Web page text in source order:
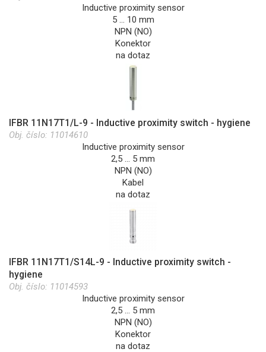
Inductive proximity sensor
5 … 10 mm
NPN (NO)
Konektor
na dotaz
IFBR 11N17T1/L-9 - Inductive proximity switch - hygiene
Obj. číslo: 11014610
Inductive proximity sensor
2,5 … 5 mm
NPN (NO)
Kabel
na dotaz
IFBR 11N17T1/S14L-9 - Inductive proximity switch -
hygiene
Obj. číslo: 11014593
Inductive proximity sensor
2,5 … 5 mm
NPN (NO)
Konektor
na dotaz